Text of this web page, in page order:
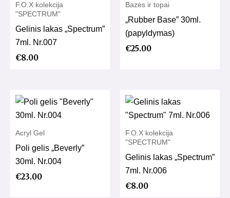
F.O.X kolekcija
"SPECTRUM"
Gelinis lakas „Spectrum”
7ml. Nr.007
€8.00
Bazės ir topai
„Rubber Base” 30ml.
(papyldymas)
€25.00
Acryl Gel
Poli gelis „Beverly”
30ml. Nr.004
€23.00
F.O.X kolekcija
"SPECTRUM"
Gelinis lakas „Spectrum”
7ml. Nr.006
€8.00